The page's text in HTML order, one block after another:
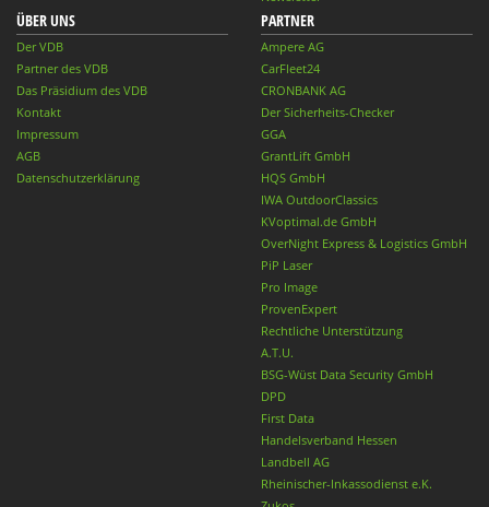
ÜBER UNS
Der VDB
Partner des VDB
Das Präsidium des VDB
Kontakt
Impressum
AGB
Datenschutzerklärung
PARTNER
Ampere AG
CarFleet24
CRONBANK AG
Der Sicherheits-Checker
GGA
GrantLift GmbH
HQS GmbH
IWA OutdoorClassics
KVoptimal.de GmbH
OverNight Express & Logistics GmbH
PiP Laser
Pro Image
ProvenExpert
Rechtliche Unterstützung
A.T.U.
BSG-Wüst Data Security GmbH
DPD
First Data
Handelsverband Hessen
Landbell AG
Rheinischer-Inkassodienst e.K.